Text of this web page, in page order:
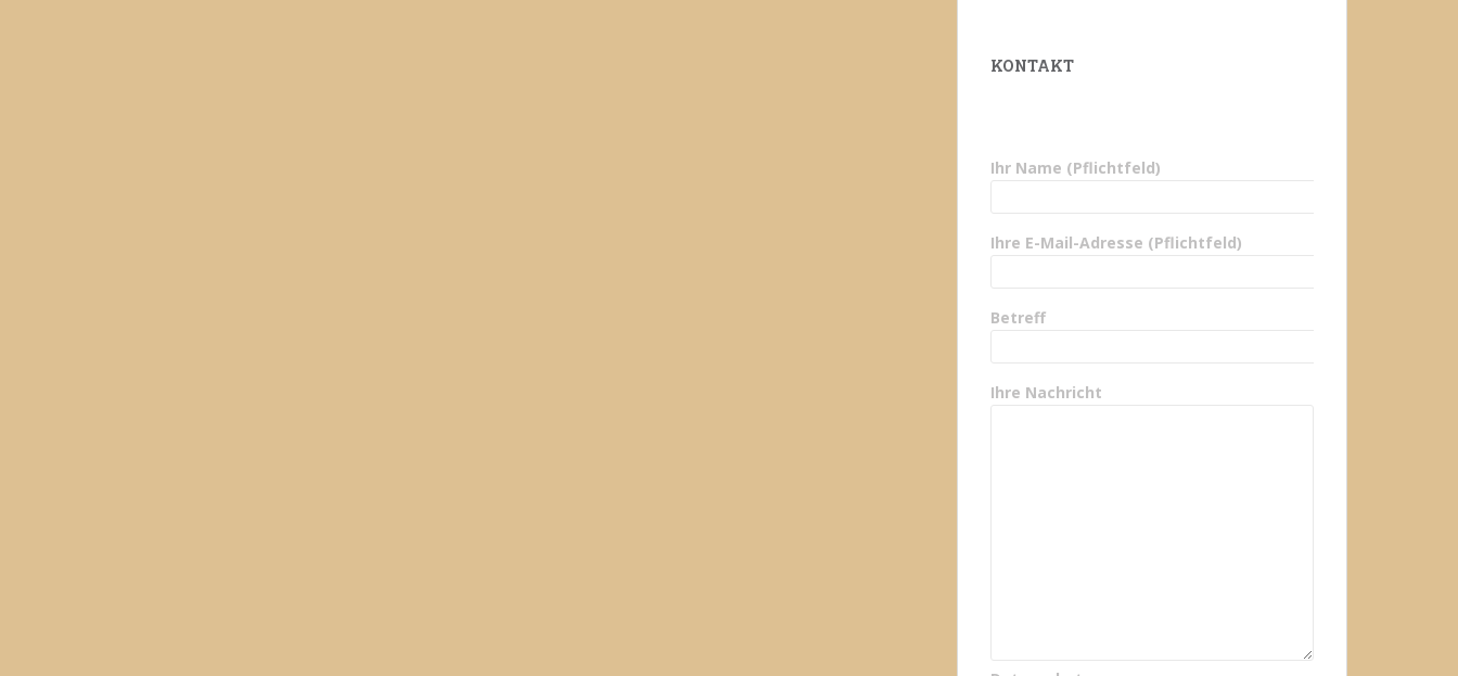
KONTAKT
Ihr Name (Pflichtfeld)
Ihre E-Mail-Adresse (Pflichtfeld)
Betreff
Ihre Nachricht